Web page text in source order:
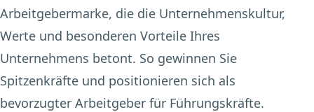
Arbeitgebermarke, die die Unternehmenskultur,
Werte und besonderen Vorteile Ihres
Unternehmens betont. So gewinnen Sie
Spitzenkräfte und positionieren sich als
bevorzugter Arbeitgeber für Führungskräfte.